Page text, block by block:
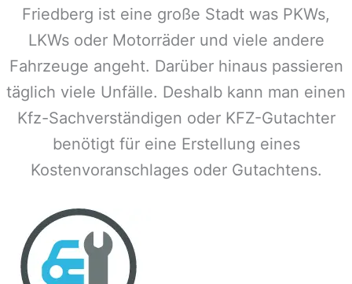
Friedberg ist eine große Stadt was PKWs,
LKWs oder Motorräder und viele andere
Fahrzeuge angeht. Darüber hinaus passieren
täglich viele Unfälle. Deshalb kann man einen
Kfz-Sachverständigen oder KFZ-Gutachter
benötigt für eine Erstellung eines
Kostenvoranschlages oder Gutachtens.